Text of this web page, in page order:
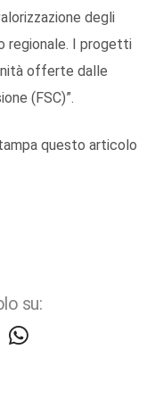
degli
regionale. I progetti
offerte dalle
(FSC)”.
questo articolo
su: